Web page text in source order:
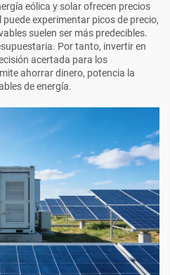
eólica y solar ofrecen precios
experimentar picos de precio,
suelen ser más predecibles.
Por tanto, invertir en
acertada para los
ahorrar dinero, potencia la
de energía.